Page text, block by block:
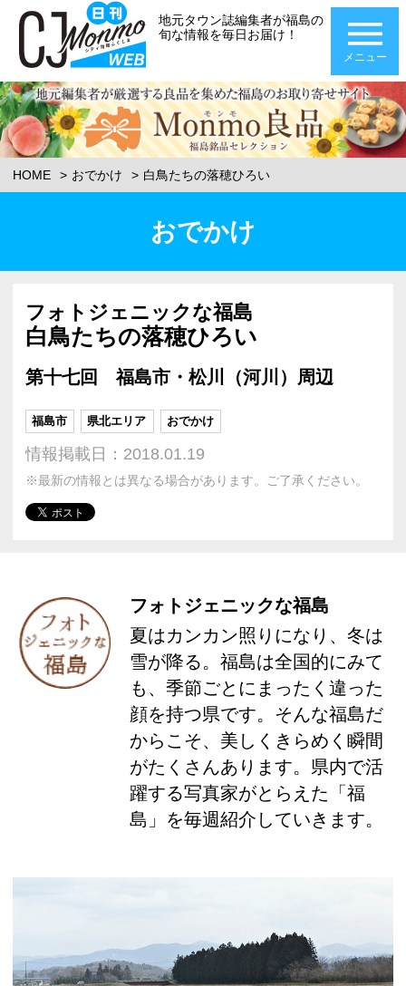
地元タウン誌編集者が福島の
旬な情報を毎日お届け！
メニュー
HOME おでかけ 白鳥たちの落穂ひろい
おでかけ
フォトジェニックな福島
白鳥たちの落穂ひろい
第十七回 福島市・松川（河川）周辺
福島市 県北エリア おでかけ
情報掲載日：2018.01.19
※最新の情報とは異なる場合があります。ご了承ください。
フォトジェニックな福島
夏はカンカン照りになり、冬は
雪が降る。福島は全国的にみて
も、季節ごとにまったく違った
顔を持つ県です。そんな福島だ
からこそ、美しくきらめく瞬間
がたくさんあります。県内で活
躍する写真家がとらえた「福
島」を毎週紹介していきます。